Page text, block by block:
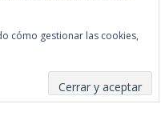
cómo gestionar las cookies,